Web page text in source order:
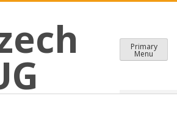
JUG Primary
Menu